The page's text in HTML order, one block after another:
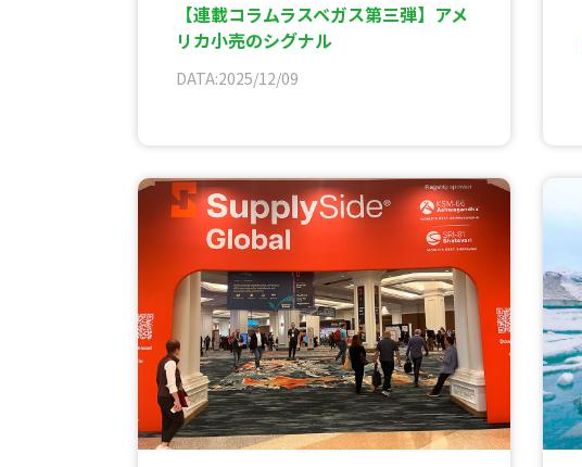
【連載コラムラスベガス第三弾】アメ
リカ小売のシグナル
DATA:2025/12/09